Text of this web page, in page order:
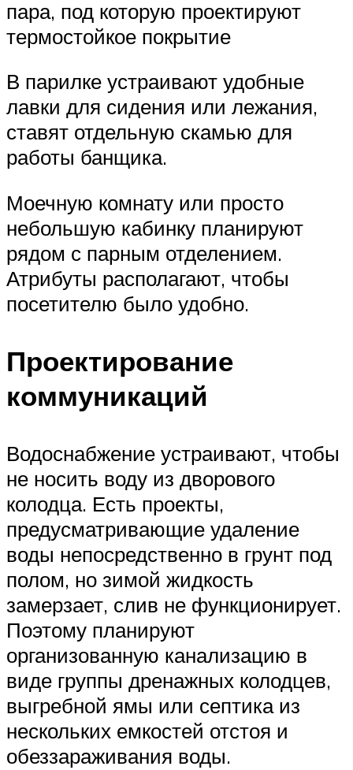
пара, под которую проектируют
термостойкое покрытие
В парилке устраивают удобные
лавки для сидения или лежания,
ставят отдельную скамью для
работы банщика.
Моечную комнату или просто
небольшую кабинку планируют
рядом с парным отделением.
Атрибуты располагают, чтобы
посетителю было удобно.
Проектирование
коммуникаций
Водоснабжение устраивают, чтобы
не носить воду из дворового
колодца. Есть проекты,
предусматривающие удаление
воды непосредственно в грунт под
полом, но зимой жидкость
замерзает, слив не функционирует.
Поэтому планируют
организованную канализацию в
виде группы дренажных колодцев,
выгребной ямы или септика из
нескольких емкостей отстоя и
обеззараживания воды.